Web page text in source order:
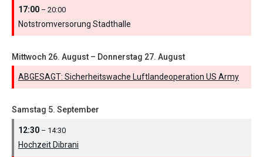
17:00 – 20:00
Notstromversorung Stadthalle
Mittwoch 26. August – Donnerstag 27. August
ABGESAGT: Sicherheitswache Luftlandeoperation US Army
Samstag 5. September
12:30 – 14:30
Hochzeit Dibrani